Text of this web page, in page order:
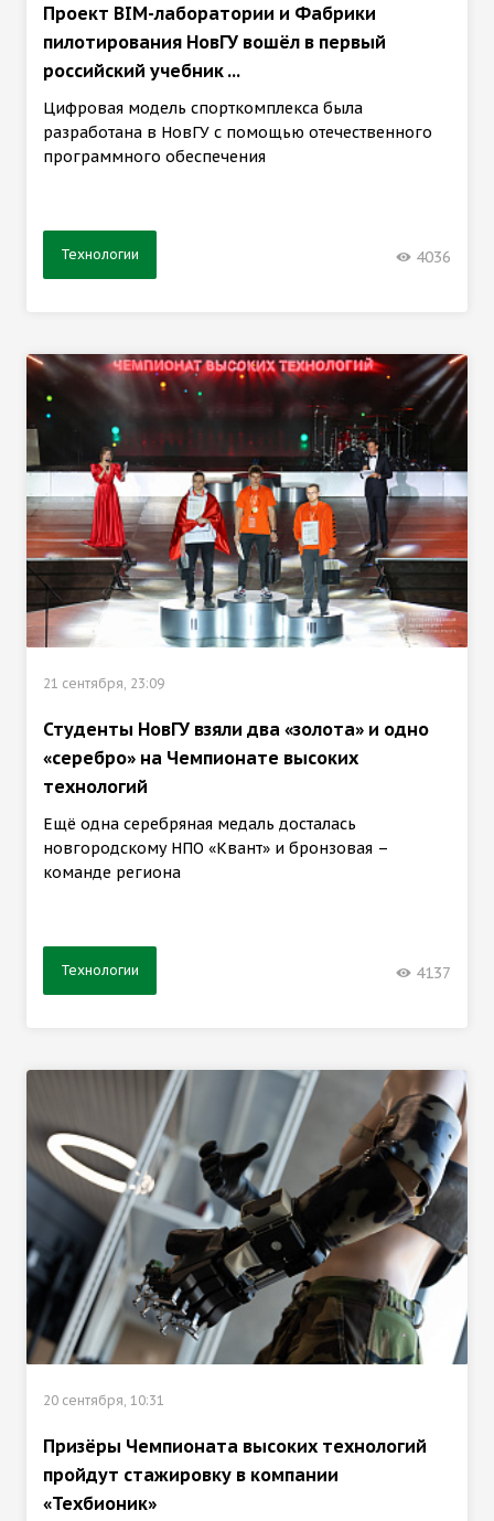
Проект BIM-лаборатории и Фабрики
пилотирования НовГУ вошёл в первый
российский учебник ...
Цифровая модель спорткомплекса была
разработана в НовГУ с помощью отечественного
программного обеспечения
Технологии 4036
21 сентября, 23:09
Студенты НовГУ взяли два «золота» и одно
«серебро» на Чемпионате высоких
технологий
Ещё одна серебряная медаль досталась
новгородскому НПО «Квант» и бронзовая –
команде региона
Технологии 4137
20 сентября, 10:31
Призёры Чемпионата высоких технологий
пройдут стажировку в компании
«Техбионик»